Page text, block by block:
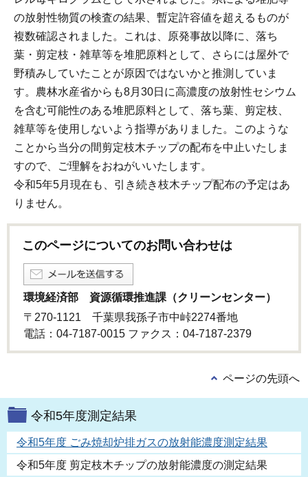
の放射性物質の検査の結果、暫定許容値を超えるものが
複数確認されました。これは、原発事故以降に、落ち
葉・剪定枝・雑草等を堆肥原料として、さらには屋外で
野積みしていたことが原因ではないかと推測していま
す。農林水産省からも8月30日に高濃度の放射性セシウム
を含む可能性のある堆肥原料として、落ち葉、剪定枝、
雑草等を使用しないよう指導がありました。このような
ことから当分の間剪定枝木チップの配布を中止いたしま
すので、ご理解をおねがいいたします。
令和5年5月現在も、引き続き枝木チップ配布の予定はあ
りません。
このページについてのお問い合わせは
環境経済部 資源循環推進課（クリーンセンター）
〒270-1121 千葉県我孫子市中峠2274番地
電話：04-7187-0015 ファクス：04-7187-2379
ページの先頭へ
令和5年度測定結果
令和5年度 ごみ焼却炉排ガスの放射能濃度測定結果
令和5年度 剪定枝木チップの放射能濃度の測定結果